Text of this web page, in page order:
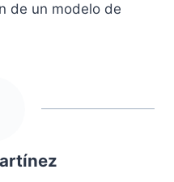
de un modelo de